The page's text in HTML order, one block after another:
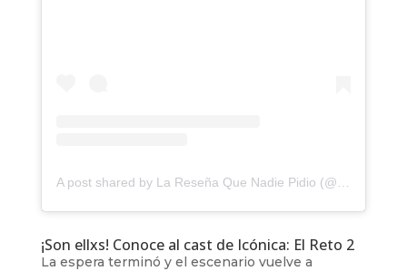
¡Son ellxs! Conoce al cast de Icónica: El Reto 2
La espera terminó y el escenario vuelve a